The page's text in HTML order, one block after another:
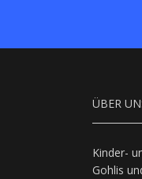
ÜBER
Kinder-
Gohlis